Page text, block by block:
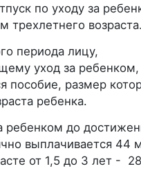
по уходу за
трехлетнего возраста.
периода лицу,
уход за ребенком,
пособие, размер
ребенка.
ребенком до
выплачивается 44
от 1,5 до 3 лет -